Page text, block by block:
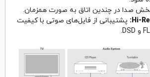
صدا در چندین اتاق به صورت همزمان.
Hi- پشتیبانی از فایل‌های صوتی با کیفیت